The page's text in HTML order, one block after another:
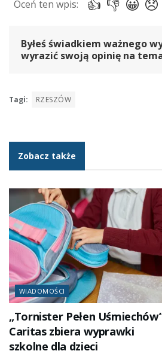
Byłeś świadkiem ważnego
wyrazić swoją opinię na
Tagi: RZESZÓW
Zobacz także
WIADOMOŚCI
„Tornister Pełen
Caritas zbiera wyprawki
szkolne dla dzieci